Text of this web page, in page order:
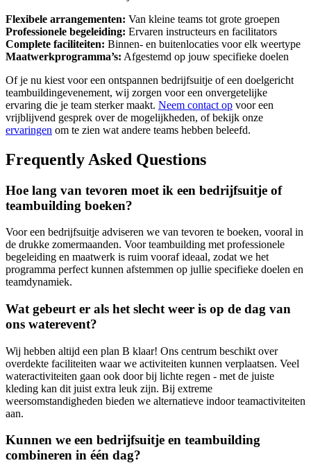
Flexibele arrangementen: Van kleine teams tot grote groepen
Professionele begeleiding: Ervaren instructeurs en facilitators
Complete faciliteiten: Binnen- en buitenlocaties voor elk weertype
Maatwerkprogramma’s: Afgestemd op jouw specifieke doelen
Of je nu kiest voor een ontspannen bedrijfsuitje of een doelgericht
teambuildingevenement, wij zorgen voor een onvergetelijke
ervaring die je team sterker maakt. Neem contact op voor een
vrijblijvend gesprek over de mogelijkheden, of bekijk onze
ervaringen om te zien wat andere teams hebben beleefd.
Frequently Asked Questions
Hoe lang van tevoren moet ik een bedrijfsuitje of
teambuilding boeken?
Voor een bedrijfsuitje adviseren we van tevoren te boeken, vooral in
de drukke zomermaanden. Voor teambuilding met professionele
begeleiding en maatwerk is ruim vooraf ideaal, zodat we het
programma perfect kunnen afstemmen op jullie specifieke doelen en
teamdynamiek.
Wat gebeurt er als het slecht weer is op de dag van
ons waterevent?
Wij hebben altijd een plan B klaar! Ons centrum beschikt over
overdekte faciliteiten waar we activiteiten kunnen verplaatsen. Veel
wateractiviteiten gaan ook door bij lichte regen - met de juiste
kleding kan dit juist extra leuk zijn. Bij extreme
weersomstandigheden bieden we alternatieve indoor teamactiviteiten
aan.
Kunnen we een bedrijfsuitje en teambuilding
combineren in één dag?